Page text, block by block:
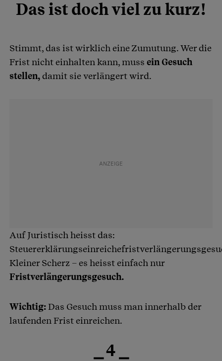
Das ist doch viel zu kurz!
Stimmt, das ist wirklich eine Zumutung. Wer die
Frist nicht einhalten kann, muss ein Gesuch
stellen,damit sie verlängert wird.
Auf Juristisch heisst das:
Kleiner Scherz – es heisst einfach nur
Fristverlängerungsgesuch.
Wichtig:Das Gesuch muss man innerhalb der
laufenden Frist einreichen.
⎯ 4 ⎯